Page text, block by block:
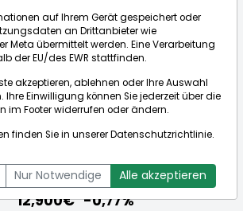
12,900€ -0,77%
auf Ihrem Gerät gespeichert oder
an Drittanbieter wie
Meta übermittelt werden. Eine Verarbeitung
der EU/des EWR stattfinden.
akzeptieren, ablehnen oder Ihre Auswahl
Einwilligung können Sie jederzeit über die
im Footer widerrufen oder ändern.
finden Sie in unsererDatenschutzrichtlinie.
Nur Notwendige Alle akzeptieren